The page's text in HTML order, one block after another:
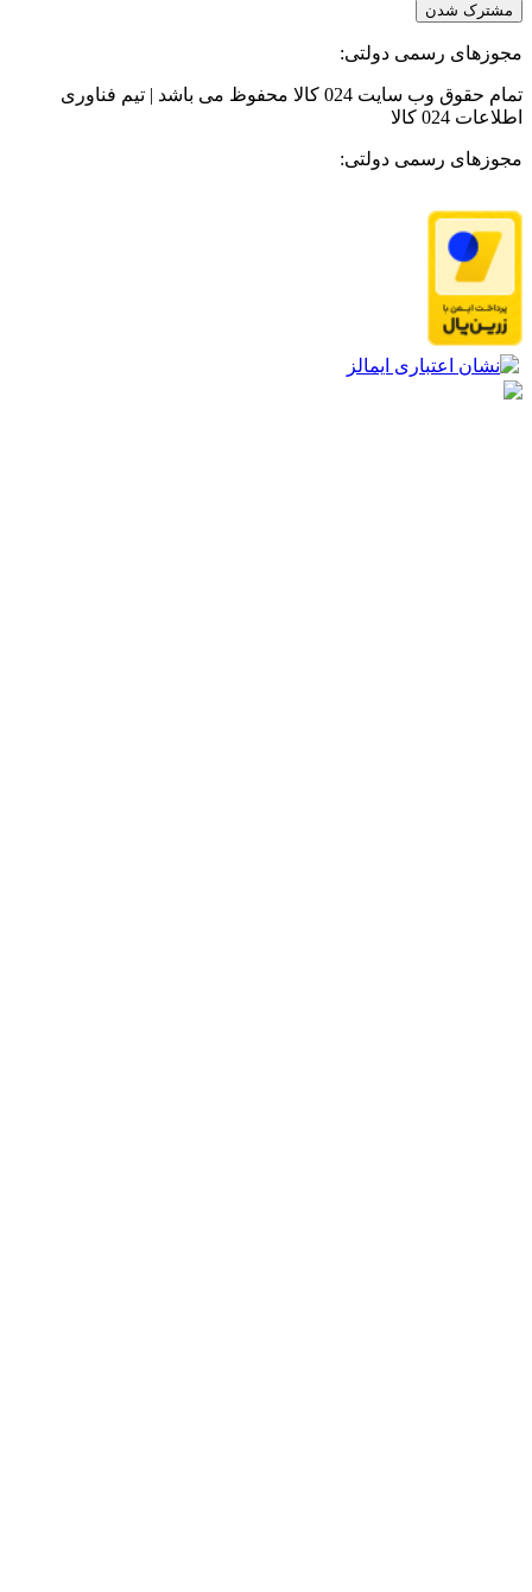
مشترک شدن
مجوزهای رسمی دولتی:
تمام حقوق وب سایت 024 کالا محفوظ می باشد | تیم فناوری
اطلاعات 024 کالا
مجوزهای رسمی دولتی: